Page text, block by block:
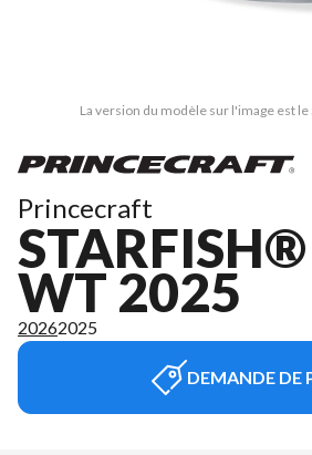
La version du modèle sur l'image est
Princecraft
WT 2025
20262025
DEMANDE DE